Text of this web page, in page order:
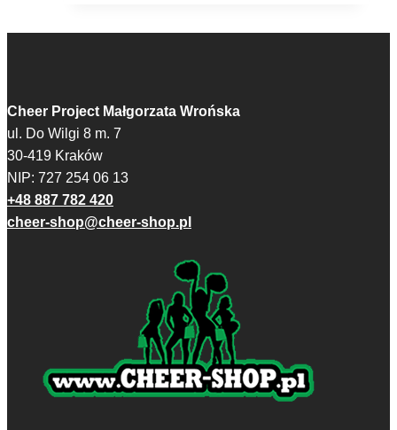
wiele
można
Cheer Project Małgorzata Wrońska
ul. Do Wilgi 8 m. 7
30-419 Kraków
NIP: 727 254 06 13
+48 887 782 420
cheer-shop@cheer-shop.pl